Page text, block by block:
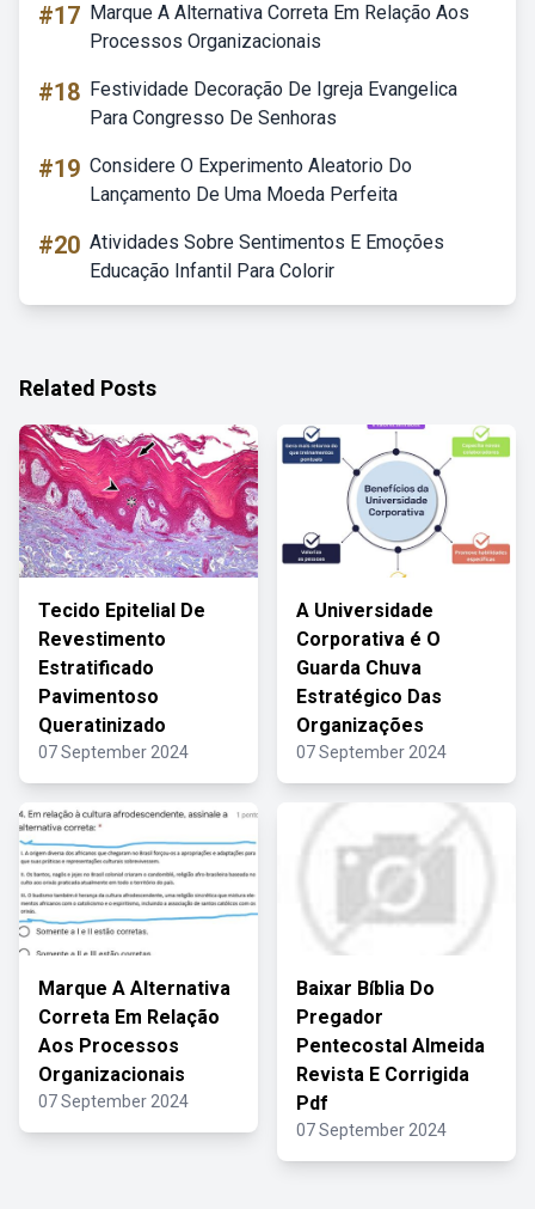
#17 Marque A Alternativa Correta Em Relação Aos
Processos Organizacionais
#18 Festividade Decoração De Igreja Evangelica
Para Congresso De Senhoras
#19 Considere O Experimento Aleatorio Do
Lançamento De Uma Moeda Perfeita
#20 Atividades Sobre Sentimentos E Emoções
Educação Infantil Para Colorir
Related Posts
Tecido Epitelial De
Revestimento
Estratificado
Pavimentoso
Queratinizado
07 September 2024
A Universidade
Corporativa é O
Guarda Chuva
Estratégico Das
Organizações
07 September 2024
Marque A Alternativa
Correta Em Relação
Aos Processos
Organizacionais
07 September 2024
Baixar Bíblia Do
Pregador
Pentecostal Almeida
Revista E Corrigida
Pdf
07 September 2024